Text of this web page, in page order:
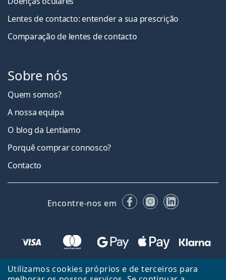
Utilizamos cookies próprios e de terceiros para
Lentes de contacto: entender a sua prescrição
Comparação de lentes de contacto
Sobre nós
Quem somos?
A nossa equipa
O blog da Lentiamo
Porquê comprar connosco?
Contacto
Encontre-nos em FacebookInstagram
LinkedIn